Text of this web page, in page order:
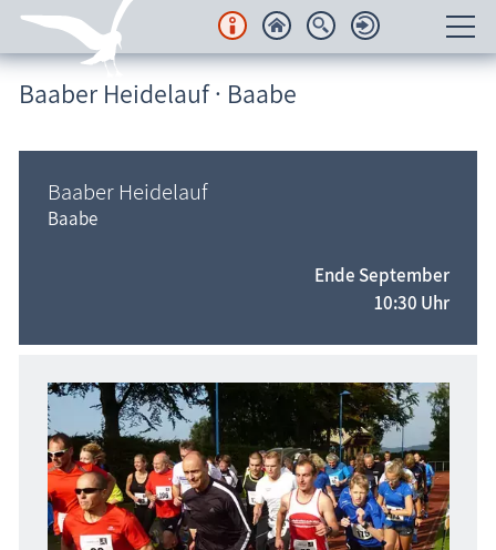
Unterkünfte
Regionales
Urlaubsorte
Veranstaltungen
Blog
Baaber Heidelauf · Baabe
Baaber Heidelauf
Baabe
Ende September
10:30 Uhr